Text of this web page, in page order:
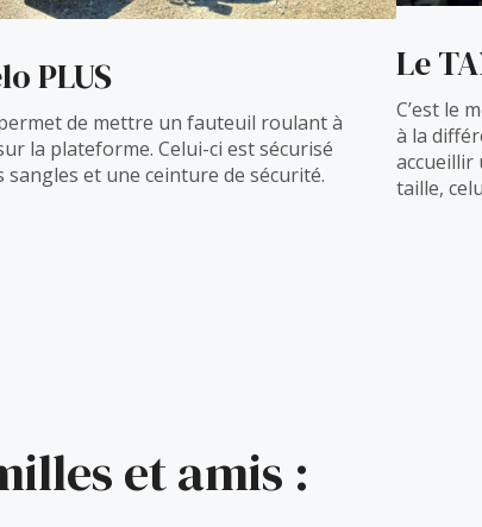
PLUS
de mettre un fauteuil roulant à
la plateforme. Celui-ci est sécurisé
sangles et une ceinture de sécurité.
Le
C’est le
à la
accueillir
taille,
et amis :